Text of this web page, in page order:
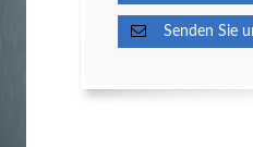
Senden Sie